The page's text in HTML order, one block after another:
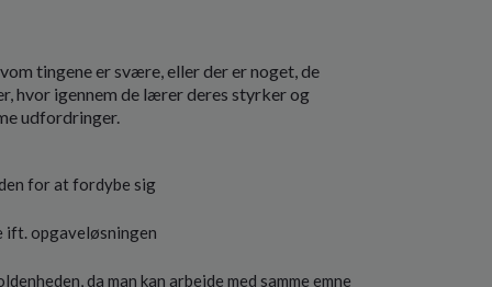
tingene er svære, eller der er noget, de
hvor igennem de lærer deres styrker og
udfordringer.
for at fordybe sig
ift. opgaveløsningen
da man kan arbejde med samme emne